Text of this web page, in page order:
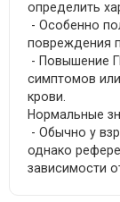
определить
- Особенно
повреждения
- Повышение
симптомов
крови.
Нормальные
- Обычно у
однако
зависимости